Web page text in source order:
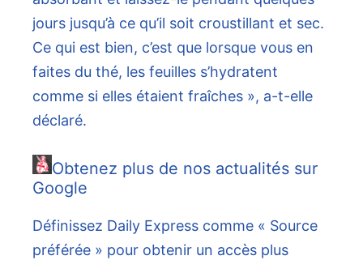
jours jusqu’à ce qu’il soit croustillant et sec.
Ce qui est bien, c’est que lorsque vous en
faites du thé, les feuilles s’hydratent
comme si elles étaient fraîches », a-t-elle
déclaré.
Obtenez plus de nos actualités sur
Google
Définissez Daily Express comme « Source
préférée » pour obtenir un accès plus